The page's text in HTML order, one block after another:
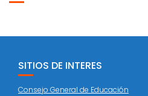
SITIOS DE INTERES
Consejo General de Educación